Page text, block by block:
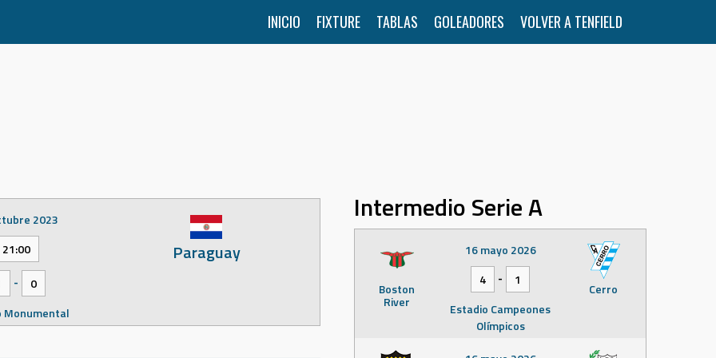
INICIO FIXTURE TABLAS GOLEADORES VOLVER A TENFIELD
Paraguay
2023
21:00
-
0
Monumental
Intermedio Serie A
Boston
River
Cerro
16 mayo 2026
4
-
1
Estadio Campeones
Olímpicos